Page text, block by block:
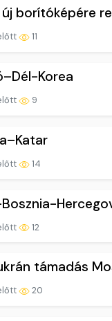
borítóképére
11
Korea
9
14
12
támadás
20